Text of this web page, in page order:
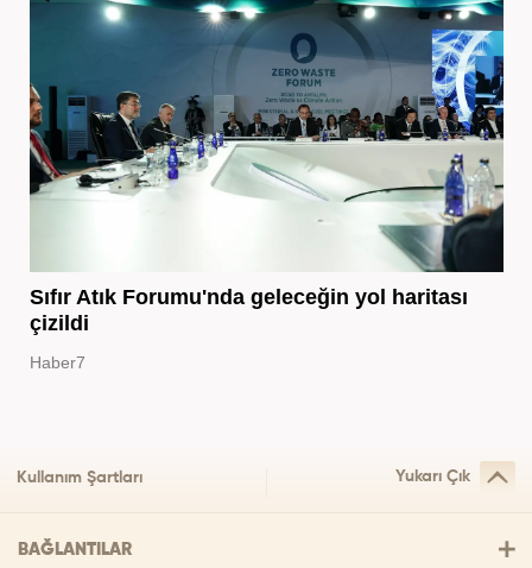
Sıfır Atık Forumu'nda geleceğin yol haritası
çizildi
Haber7
Kullanım Şartları Yukarı Çık
BAĞLANTILAR